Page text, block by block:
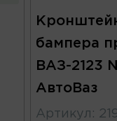
бампера
ВАЗ-2123
АвтоВаз
Артикул :